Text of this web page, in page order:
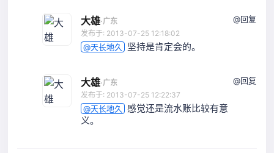
大雄·广东
发布于: 2013-07-25 12:18:02
@天长地久 坚持是肯定会的。
@回复
大雄·广东
发布于: 2013-07-25 12:22:37
@天长地久 感觉还是流水账比较有意
义。
@回复